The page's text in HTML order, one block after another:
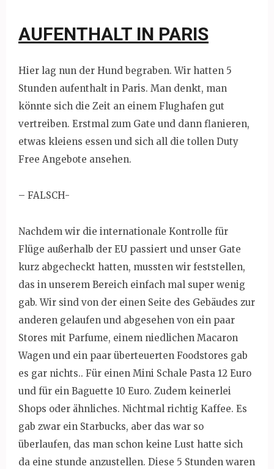
AUFENTHALT IN PARIS
Hier lag nun der Hund begraben. Wir hatten 5
Stunden aufenthalt in Paris. Man denkt, man
könnte sich die Zeit an einem Flughafen gut
vertreiben. Erstmal zum Gate und dann flanieren,
etwas kleiens essen und sich all die tollen Duty
Free Angebote ansehen.
– FALSCH-
Nachdem wir die internationale Kontrolle für
Flüge außerhalb der EU passiert und unser Gate
kurz abgecheckt hatten, mussten wir feststellen,
das in unserem Bereich einfach mal super wenig
gab. Wir sind von der einen Seite des Gebäudes zur
anderen gelaufen und abgesehen von ein paar
Stores mit Parfume, einem niedlichen Macaron
Wagen und ein paar überteuerten Foodstores gab
es gar nichts.. Für einen Mini Schale Pasta 12 Euro
und für ein Baguette 10 Euro. Zudem keinerlei
Shops oder ähnliches. Nichtmal richtig Kaffee. Es
gab zwar ein Starbucks, aber das war so
überlaufen, das man schon keine Lust hatte sich
da eine stunde anzustellen. Diese 5 Stunden waren